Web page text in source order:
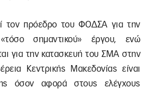
τον πρόεδρο του ΦΟΔΣΑ για την
σημαντικού» έργου, ενώ
για την κατασκευή του ΣΜΑ στην
Κεντρικής Μακεδονίας είναι
όσον αφορά στους ελέγχους